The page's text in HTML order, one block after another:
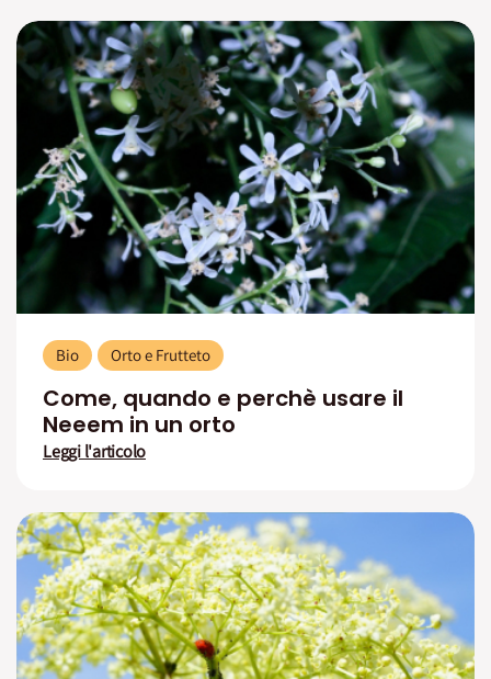
Bio Orto e Frutteto
Come, quando e perchè usare il
Neeem in un orto
Leggi l'articolo